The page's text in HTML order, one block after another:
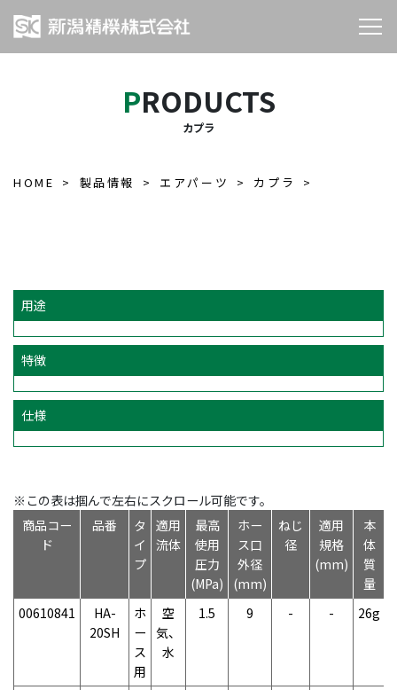
PRODUCTS
カプラ
HOME 製品情報 エアパーツ カプラ
用途
特徴
仕様
※この表は掴んで左右にスクロール可能です。
商品コー
ド
品番
タ
イ
プ
適用
流体
最高
使用
圧力
(MPa)
ホー
ス口
外径
(mm)
ねじ
径
適用
規格
(mm)
本
体
質
量
00610841
HA-
20SH
ホ
ー
ス
用
空
気、
水
1.5 9 - - 26g